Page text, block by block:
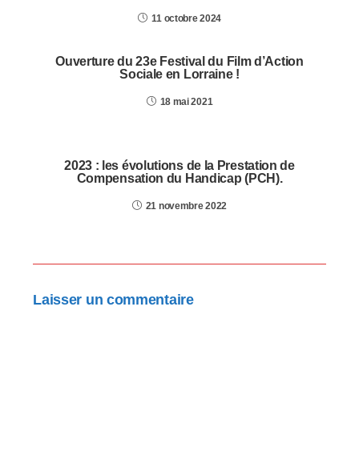
11 octobre 2024
Ouverture du 23e Festival du Film d’Action
Sociale en Lorraine !
18 mai 2021
2023 : les évolutions de la Prestation de
Compensation du Handicap (PCH).
21 novembre 2022
Laisser un commentaire